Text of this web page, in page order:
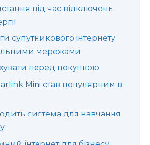
під час відключень
супутникового інтернету
мережами
перед покупкою
Mini став популярним в
система для навчання